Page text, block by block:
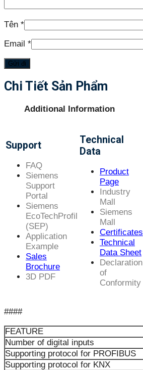
Tên *
Email *
Chi Tiết Sản Phẩm
Additional Information
Support
FAQ
Siemens
Support
Portal
Siemens
EcoTechProfil
(SEP)
Application
Example
Sales
Brochure
3D PDF
Technical
Data
Product
Page
Industry
Mall
Siemens
Mall
Certificates
Technical
Data Sheet
Declaration
of
Conformity
####
FEATURE
Number of digital inputs
Supporting protocol for PROFIBUS
Supporting protocol for KNX